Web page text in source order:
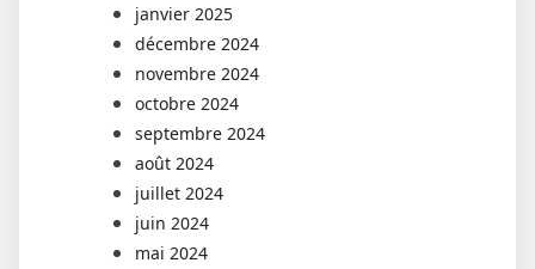
janvier 2025
décembre 2024
novembre 2024
octobre 2024
septembre 2024
août 2024
juillet 2024
juin 2024
mai 2024